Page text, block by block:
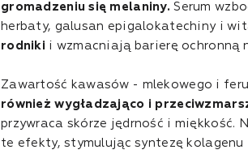
gromadzeniu się melaniny. Serum
herbaty, galusan epigalokatechinyi
rodniki i wzmacniają barierę ochronną
Zawartość kawasów - mlekowego i
również wygładzająco i
przywraca skórze jędrność i miękkość.
te efekty, stymulując syntezę